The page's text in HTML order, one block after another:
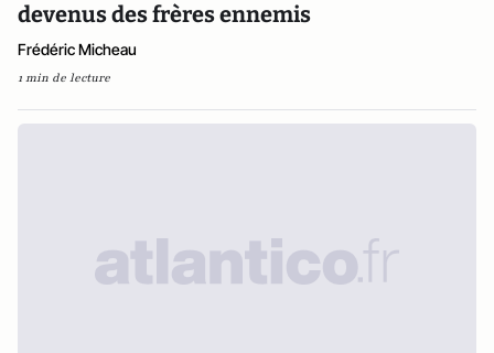
devenus des frères ennemis
Frédéric Micheau
1 min de lecture